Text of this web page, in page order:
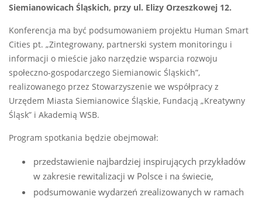
Siemianowicach Śląskich, przy ul. Elizy Orzeszkowej 12.
Konferencja ma być podsumowaniem projektu Human Smart
Cities pt. „Zintegrowany, partnerski system monitoringu i
informacji o mieście jako narzędzie wsparcia rozwoju
społeczno-gospodarczego Siemianowic Śląskich”,
realizowanego przez Stowarzyszenie we współpracy z
Urzędem Miasta Siemianowice Śląskie, Fundacją „Kreatywny
Śląsk” i Akademią WSB.
Program spotkania będzie obejmował:
przedstawienie najbardziej inspirujących przykładów
w zakresie rewitalizacji w Polsce i na świecie,
podsumowanie wydarzeń zrealizowanych w ramach